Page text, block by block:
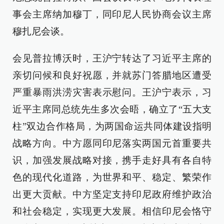
事会主席纳加穆丁，同印尼人民协商会议主席
穆扎尼会谈。
会见普拉博沃时，王沪宁转达了习近平主席的
亲切问候和良好祝愿，并就苏门答腊地区遭受
严重暴雨洪涝灾害表示慰问。王沪宁表示，习
近平主席同总统先生多次会晤，确立了“五大支
柱”双边合作格局，为两国命运共同体建设指明
战略方向。中方愿同印尼落实两国元首重要共
识，加强发展战略对接，携手走好具有各自特
色的现代化道路，为世界和平、稳定、繁荣作
出更大贡献。中方坚定支持印尼政府维护政治
和社会稳定，实现更大发展。相信印尼会恪守